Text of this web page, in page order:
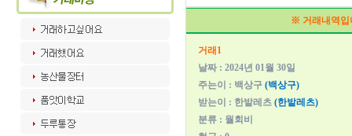
※ 거래내역입
거래1
날짜 : 2024년 01월 30일
주는이 : 백상구 (백상구)
받는이 : 한밭레츠 (한밭레츠)
분류 : 월회비